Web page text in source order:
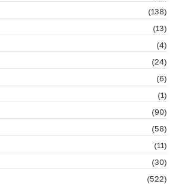
(138)
(13)
(4)
(24)
(6)
(1)
(90)
(58)
(11)
(30)
(522)